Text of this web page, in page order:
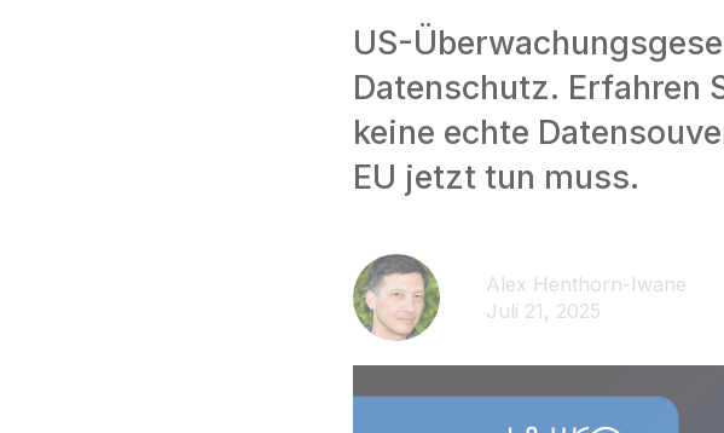
US-
Datenschutz. Erfahren
keine echte
EU jetzt tun muss.
Alex Henthorn-Iwane
Juli 21, 2025